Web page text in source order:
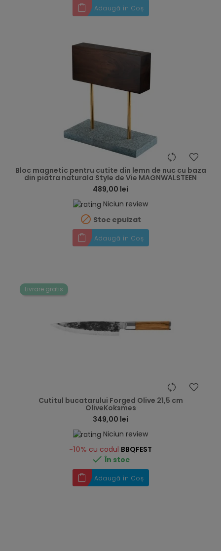
Adaugă în Coș
Bloc magnetic pentru cutite din lemn de nuc cu baza
din piatra naturala Style de Vie MAGNWALSTEEN
489,00 lei
Niciun review
 Stoc epuizat
Adaugă în Coș
Livrare gratis
Cutitul bucatarului Forged Olive 21,5 cm
OliveKoksmes
349,00 lei
Niciun review
-10% cu codul BBQFEST
 În stoc
Adaugă în Coș